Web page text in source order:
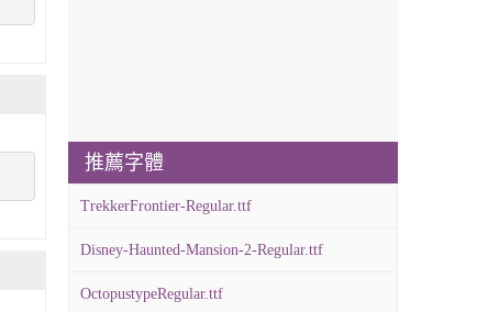
推薦字體
TrekkerFrontier-Regular.ttf
Disney-Haunted-Mansion-2-Regular.ttf
OctopustypeRegular.ttf